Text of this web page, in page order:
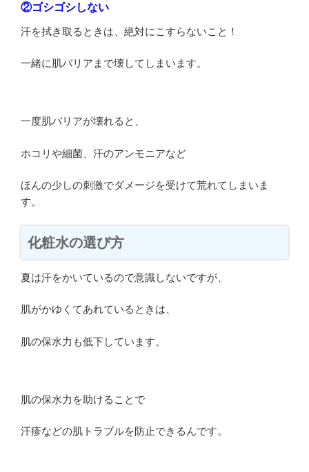
②ゴシゴシしない
汗を拭き取るときは、絶対にこすらないこと！
一緒に肌バリアまで壊してしまいます。
一度肌バリアが壊れると、
ホコリや細菌、汗のアンモニアなど
ほんの少しの刺激でダメージを受けて荒れてしまいま
す。
化粧水の選び方
夏は汗をかいているので意識しないですが、
肌がかゆくてあれているときは、
肌の保水力も低下しています。
肌の保水力を助けることで
汗疹などの肌トラブルを防止できるんです。